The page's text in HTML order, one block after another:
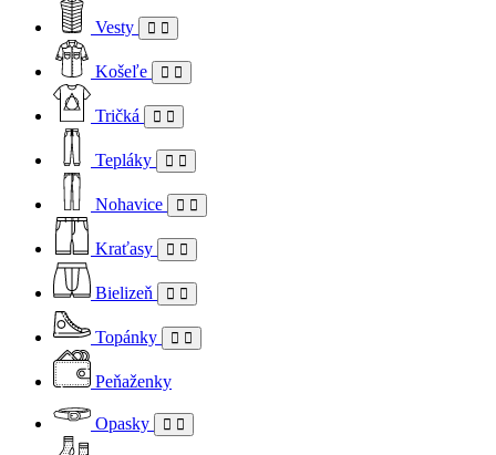
Vesty
Košeľe
Tričká
Tepláky
Nohavice
Kraťasy
Bielizeň
Topánky
Peňaženky
Opasky